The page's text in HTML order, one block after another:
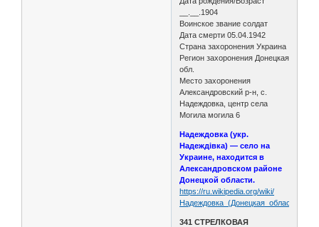
__.__.1904
Воинское звание солдат
Дата смерти 05.04.1942
Страна захоронения Украина
Регион захоронения Донецкая
обл.
Место захоронения
Александровский р-н, с.
Надеждовка, центр села
Могила могила 6
Надеждовка (укр.
Надеждівка) — село на
Украине, находится в
Александровском районе
Донецкой области.
https://ru.wikipedia.org/wiki/
Надеждовка_(Донецкая_область)
341 СТРЕЛКОВАЯ